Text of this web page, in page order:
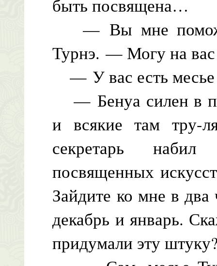
быть посвящена…
— Вы мне
Турнэ. — Могу на вас
— У вас есть месье
— Бенуа силен в
и всякие там тру-
секретарь
посвященных
Зайдите ко мне в два
декабрь и январь.
придумали эту